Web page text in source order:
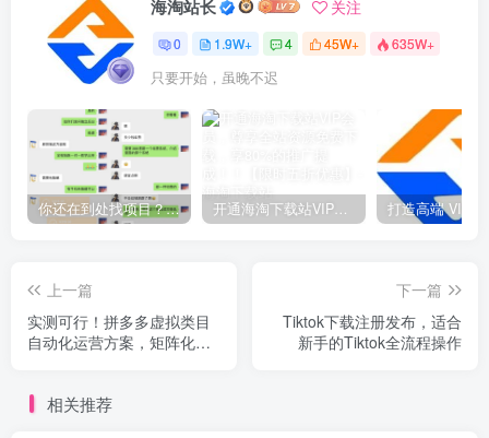
海淘站长 关注
0 1.9W+ 4 45W+ 635W+
只要开始，虽晚不迟
你还在到处找项目？还在当韭菜？我靠网创资源站一个月收入5万+，曾经我也是个失败者。 开通海淘下载站VIP会员，尊享全站资源免费下载，享80%的推广提成！！【限时五折优惠】
上一篇
实测可行！拼多多虚拟类目
自动化运营方案，矩阵化布
下一篇
Tiktok下载注册发布，适合
新手的Tiktok全流程操作
相关推荐